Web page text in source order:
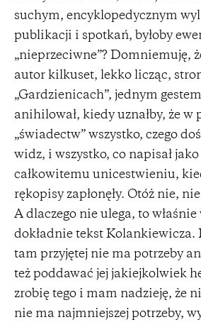
suchym, encyklopedycznym
publikacji i spotkań, byłoby
„nieprzeciwne”? Domniemuję,
autor kilkuset, lekko licząc,
„Gardzienicach”, jednym
anihilował, kiedy uznałby, że w
„świadectw” wszystko, czego
widz, i wszystko, co napisał
całkowitemu unicestwieniu,
rękopisy zapłonęły. Otóż nie,
A dlaczego nie ulega, to
dokładnie tekst Kolankiewicza.
tam przyjętej nie ma potrzeby
też poddawać jej jakiejkolwiek
zrobię tego i mam nadzieję, że
nie ma najmniejszej potrzeby,